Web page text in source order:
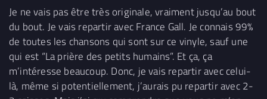
Je ne vais pas être très originale, vraiment jusqu’au bout
du bout. Je vais repartir avec France Gall. Je connais 99%
de toutes les chansons qui sont sur ce vinyle, sauf une
qui est “La prière des petits humains”. Et ça, ça
m’intéresse beaucoup. Donc, je vais repartir avec celui-
là, même si potentiellement, j’aurais pu repartir avec 2-